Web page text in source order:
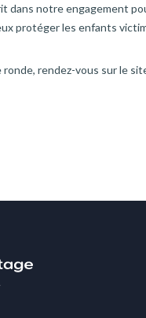
dans notre engagement
protéger les enfants
rendez-vous sur le